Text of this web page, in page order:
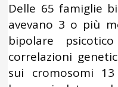
Delle 65 famiglie
avevano 3 o più
bipolare
correlazioni
sui cromosomi